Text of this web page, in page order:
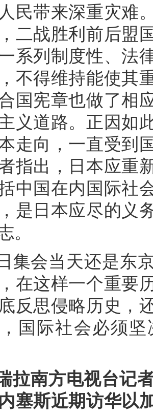
民带来深重灾难
二战胜利前后盟
系列制度性、法
不得维持能使其
国宪章也做了相
义道路。正因如
走向，一直受到
指出，日本应重
中国在内国际社
是日本应尽的义
。
集会当天还是东
在这样一个重要
反思侵略历史，
国际社会必须
拉南方电视台记
塞斯近期访华以